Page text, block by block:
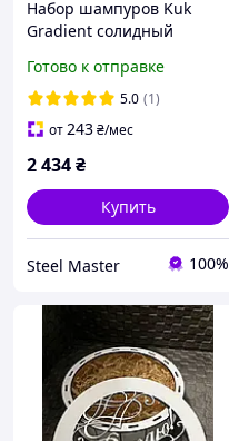
Набор шампуров Kuk
Gradient солидный
индивидуальной
надписью
Готово к отправке
5.0 (1)
от243₴/мес
2 434₴
Купить
Steel Master 100%